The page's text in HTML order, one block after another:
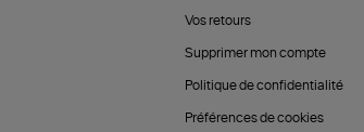
Vos retours
Supprimer mon compte
Politique de confidentialité
Préférences de cookies